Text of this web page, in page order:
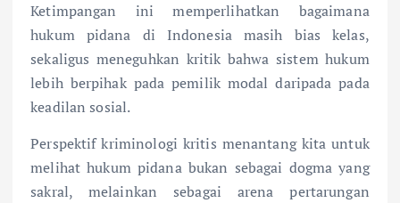
Ketimpangan ini memperlihatkan bagaimana
hukum pidana di Indonesia masih bias kelas,
sekaligus meneguhkan kritik bahwa sistem hukum
lebih berpihak pada pemilik modal daripada pada
keadilan sosial.
Perspektif kriminologi kritis menantang kita untuk
melihat hukum pidana bukan sebagai dogma yang
sakral, melainkan sebagai arena pertarungan